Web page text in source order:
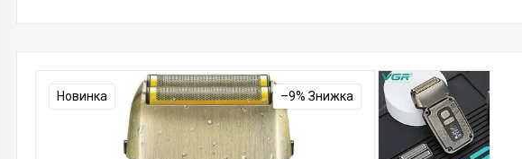
Новинка –9%